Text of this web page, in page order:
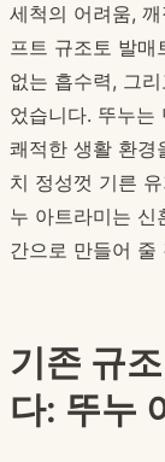
세척의 어려움,
프트 규조토 발매
없는 흡수력, 그
었습니다. 뚜누는
쾌적한 생활 환경
치 정성껏 기른
누 아트라미는 신
간으로 만들어 줄
기존 규
다: 뚜누